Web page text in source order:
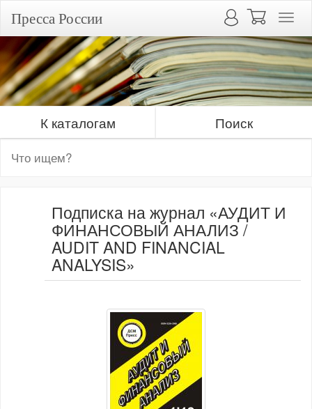
Пресса России
К каталогам Поиск
Подписка на журнал «АУДИТ И
ФИНАНСОВЫЙ АНАЛИЗ /
AUDIT AND FINANCIAL
ANALYSIS»